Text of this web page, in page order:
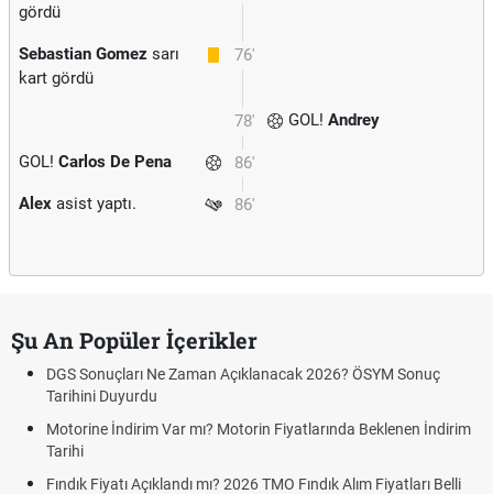
gördü
76'
Sebastian Gomez sarı
kart gördü
78' GOL! Andrey
86'
GOL! Carlos De Pena
86'
Alex asist yaptı.
Şu An Popüler İçerikler
DGS Sonuçları Ne Zaman Açıklanacak 2026? ÖSYM Sonuç
Tarihini Duyurdu
Motorine İndirim Var mı? Motorin Fiyatlarında Beklenen İndirim
Tarihi
Fındık Fiyatı Açıklandı mı? 2026 TMO Fındık Alım Fiyatları Belli